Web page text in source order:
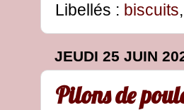
Libellés : biscuits
JEUDI 25 JUIN
Pilons de